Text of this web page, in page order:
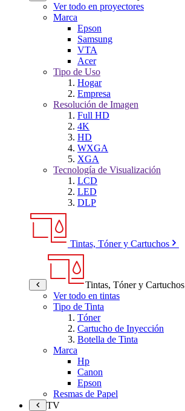
Ver todo en proyectores
Marca
Epson
Samsung
VTA
Acer
Tipo de Uso
Hogar
Empresa
Resolución de Imagen
Full HD
4K
HD
WXGA
XGA
Tecnología de Visualización
LCD
LED
DLP
Tintas, Tóner y Cartuchos
Tintas, Tóner y Cartuchos
Ver todo en tintas
Tipo de Tinta
Tóner
Cartucho de Inyección
Botella de Tinta
Marca
Hp
Canon
Epson
Resmas de Papel
TV